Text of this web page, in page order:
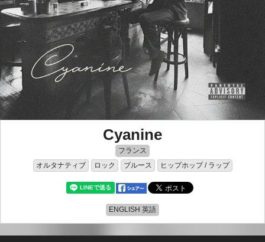
Cyanine
フランス
オルタナティブ
ロック ブルース ヒップホップ / ラップ
ENGLISH 英語